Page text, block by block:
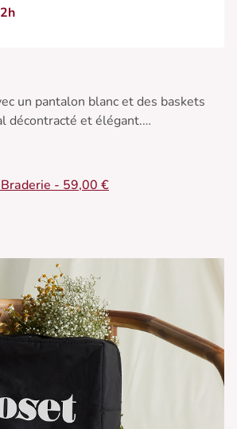
un pantalon blanc et des baskets
décontracté et élégant.
- 59,00 €